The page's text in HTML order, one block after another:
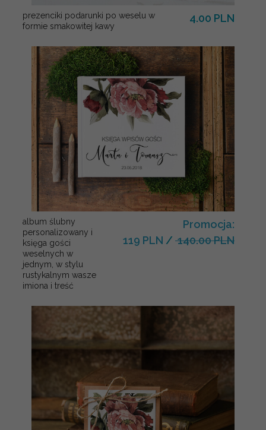
prezenciki podarunki po weselu w
formie smakowitej kawy
4.00 PLN
album ślubny
personalizowany i
księga gości
weselnych w
jednym, w stylu
rustykalnym wasze
imiona i treść
Promocja:
119 PLN / 140.00 PLN